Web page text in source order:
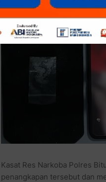
Kasat Res Narkoba Polres
penangkapan tersebut dan